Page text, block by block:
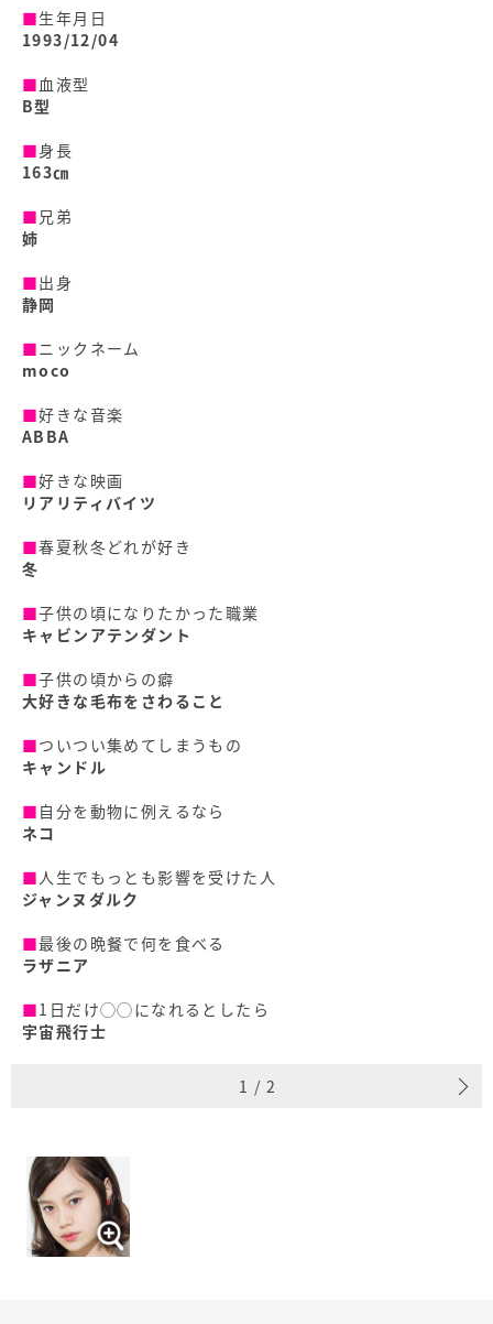
■生年月日
1993/12/04
■ 血液型
B型
■身長
163㎝
■ 兄弟
姉
■出身
静岡
■ニックネーム
moco
■好きな音楽
ABBA
■好きな映画
リアリティバイツ
■春夏秋冬どれが好き
冬
■子供の頃になりたかった職業
キャビンアテンダント
■子供の頃からの癖
大好きな毛布をさわること
■ついつい集めてしまうもの
キャンドル
■ 自分を動物に例えるなら
ネコ
■人生でもっとも影響を受けた人
ジャンヌダルク
■最後の晩餐で何を食べる
ラザニア
■1日だけ◯◯になれるとしたら
宇宙飛行士
1 / 2